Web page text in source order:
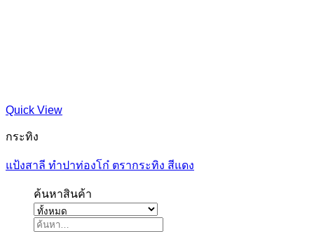
Quick View
กระทิง
แป้งสาลี ทำปาท่องโก๋ ตรากระทิง สีแดง
ค้นหาสินค้า
ค้นหา: